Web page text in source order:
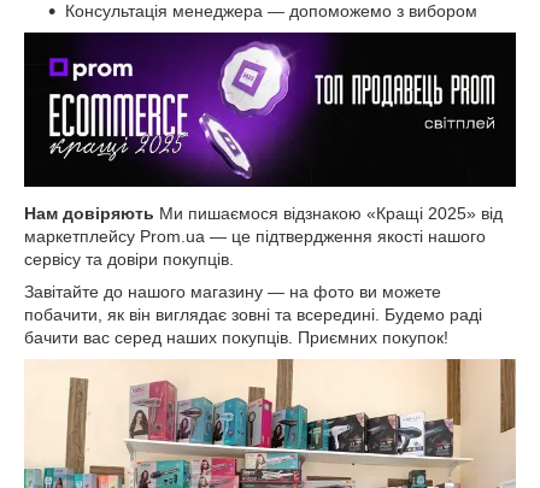
Консультація менеджера — допоможемо з вибором
Нам довіряють Ми пишаємося відзнакою «Кращі 2025» від
маркетплейсу Prom.ua — це підтвердження якості нашого
сервісу та довіри покупців.
Завітайте до нашого магазину — на фото ви можете
побачити, як він виглядає зовні та всередині. Будемо раді
бачити вас серед наших покупців. Приємних покупок!